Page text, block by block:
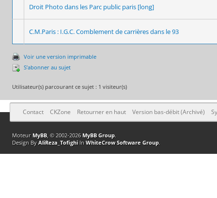
Droit Photo dans les Parc public paris [long]
C.M.Paris : I.G.C. Comblement de carrières dans le 93
Voir une version imprimable
S’abonner au sujet
Utilisateur(s) parcourant ce sujet : 1 visiteur(s)
Contact CKZone Retourner en haut Version bas-débit (Archivé)
Moteur MyBB, © 2002-2026 MyBB Group.
Design By AliReza_TofighiIn WhiteCrow Software Group.